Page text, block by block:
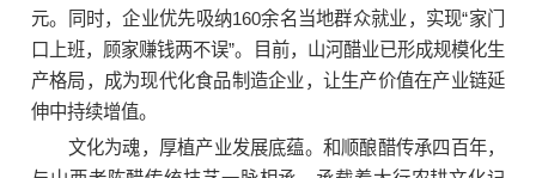
元。同时，企业优先吸纳160余名当地群众就业，实现“家门
口上班，顾家赚钱两不误”。目前，山河醋业已形成规模化生
产格局，成为现代化食品制造企业，让生产价值在产业链延
伸中持续增值。
文化为魂，厚植产业发展底蕴。和顺酿醋传承四百年，